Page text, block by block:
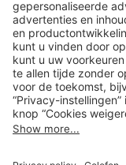
Acties